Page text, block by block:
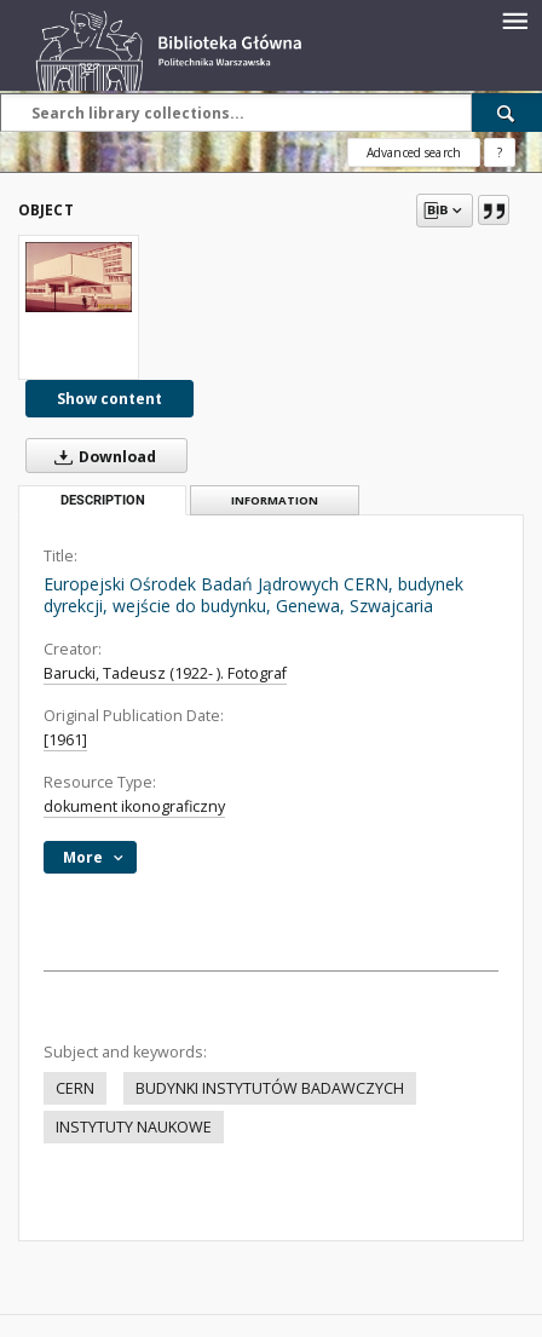
Advanced search ?
OBJECT
Show content
Download
DESCRIPTION INFORMATION
Title:
Europejski Ośrodek Badań Jądrowych CERN, budynek
dyrekcji, wejście do budynku, Genewa, Szwajcaria
Creator:
Barucki, Tadeusz (1922- ). Fotograf
Original Publication Date:
[1961]
Resource Type:
dokument ikonograficzny
More
Subject and keywords:
CERN
BUDYNKI INSTYTUTÓW BADAWCZYCH
INSTYTUTY NAUKOWE